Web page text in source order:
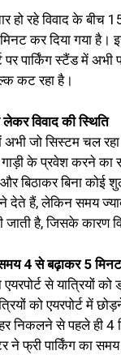
हो रहे विवाद के बीच
कर दिया गया है।
पर पार्किंग स्टैंड में
कट रहा है।
विवाद की स्थिति
जो सिस्टम चल रहा
के प्रवेश करने का
बिठाकर बिना कोई
देते हैं, लेकिन समय
है, जिसके कारण
समय 4 से बढ़ाकर 5 मिनट
एयरपोर्ट से यात्रियों
को एयरपोर्ट में
निकलने से पहले ही
ने फ्री पार्किंग का